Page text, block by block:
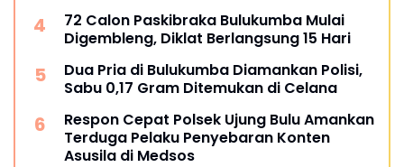
72 Calon Paskibraka Bulukumba Mulai
Digembleng, Diklat Berlangsung 15 Hari
Dua Pria di Bulukumba Diamankan Polisi,
Sabu 0,17 Gram Ditemukan di Celana
Respon Cepat Polsek Ujung Bulu Amankan
Terduga Pelaku Penyebaran Konten
Asusila di Medsos